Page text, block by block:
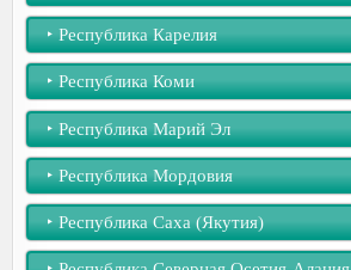
‣︎ Республика Карелия
‣︎ Республика Коми
‣︎ Республика Марий Эл
‣︎ Республика Мордовия
‣︎ Республика Саха (Якутия)